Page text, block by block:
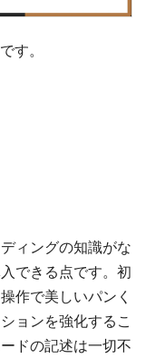
す。
ィングの知識がな
できる点です。初
作で美しいパンく
ョンを強化するこ
ドの記述は一切不